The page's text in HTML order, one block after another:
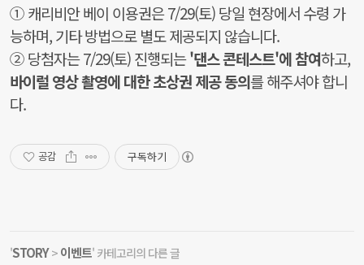
①캐리비안 베이 이용권은 7/29(토) 당일 현장에서 수령 가
능하며, 기타 방법으로 별도 제공되지 않습니다.
②당첨자는 7/29(토) 진행되는'댄스 콘테스트'에 참여하고,
바이럴 영상 촬영에 대한 초상권 제공 동의를 해주셔야 합니
다.
공감 구독하기
'STORY> 이벤트' 카테고리의 다른 글